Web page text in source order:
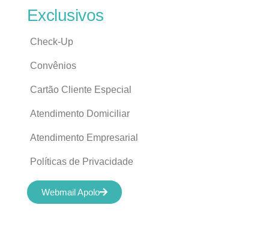
Exclusivos
Check-Up
Convênios
Cartão Cliente Especial
Atendimento Domiciliar
Atendimento Empresarial
Políticas de Privacidade
Webmail Apolo